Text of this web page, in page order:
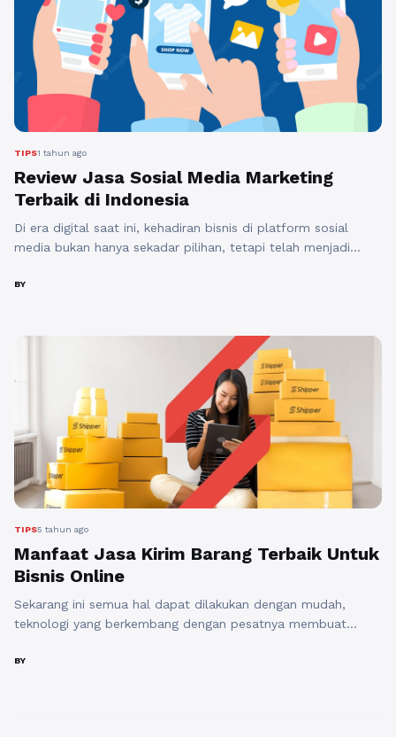
TIPS1 tahun ago
Review Jasa Sosial Media Marketing
Terbaik di Indonesia
Di era digital saat ini, kehadiran bisnis di platform sosial
media bukan hanya sekadar pilihan, tetapi telah menjadi
solusi terbaik untuk membantu perusahaan dalam
memberikan beragam manfaat. Berikut ini adalah ulasan
Baca Selengkapnya
BY
TIPS5 tahun ago
Manfaat Jasa Kirim Barang Terbaik Untuk
Bisnis Online
Sekarang ini semua hal dapat dilakukan dengan mudah,
teknologi yang berkembang dengan pesatnya membuat
berbagai macam situs. Dengan terus majunya perkembangan
BY